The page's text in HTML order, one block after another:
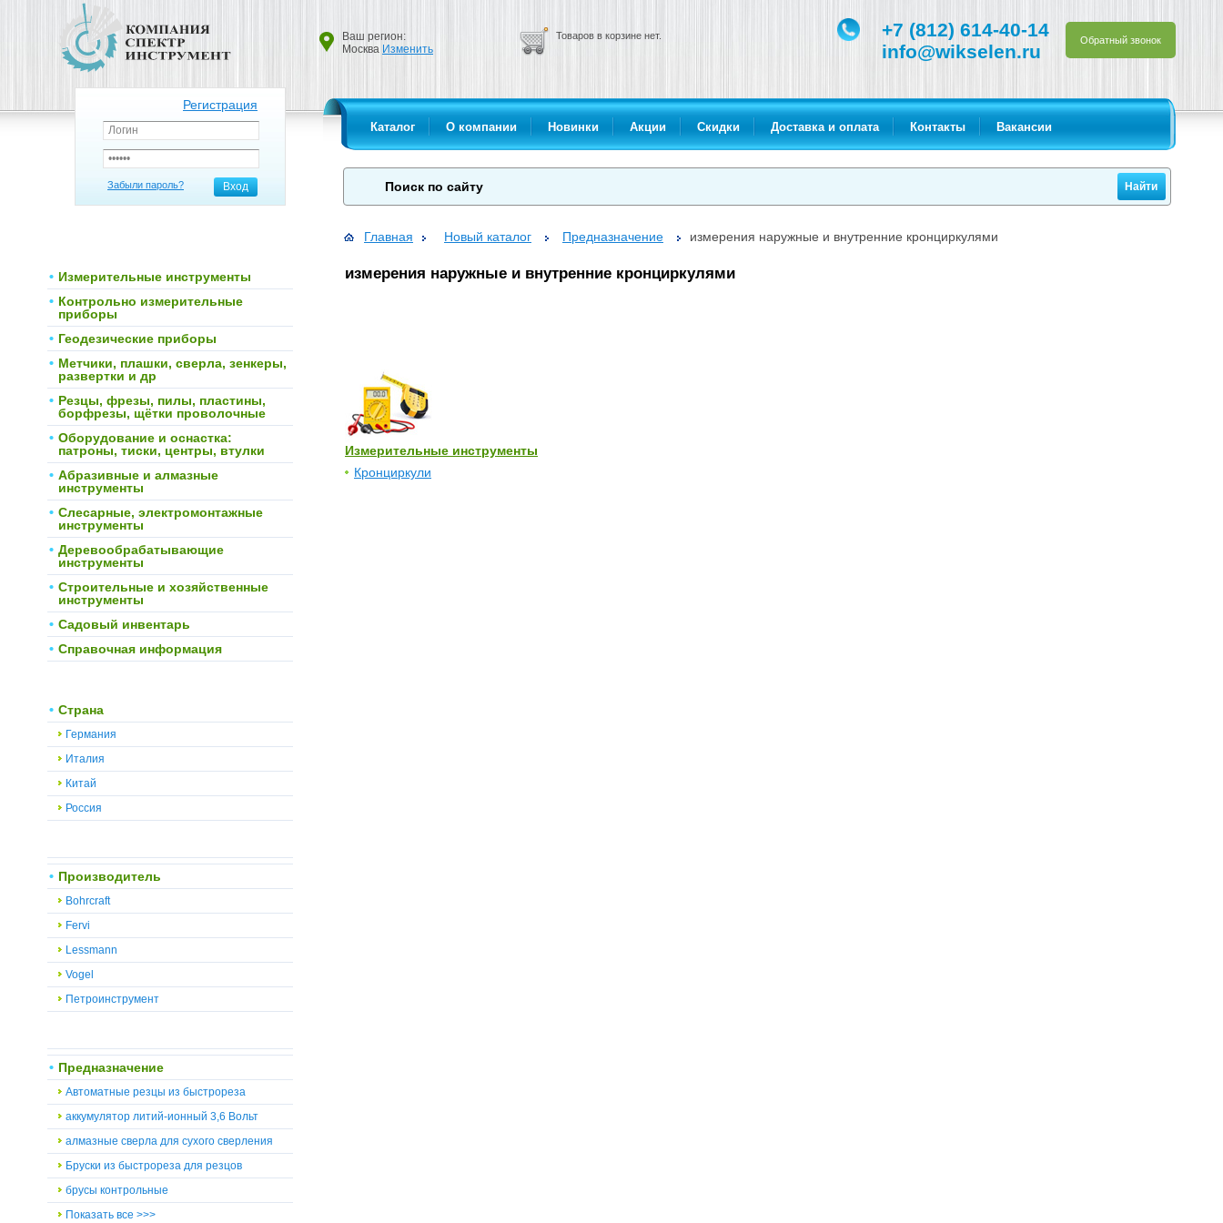
+7 (812) 614-40-14
info@wikselen.ru
Обратный звонок
Ваш регион:
Москва Изменить
Товаров в корзине нет.
Регистрация
Забыли пароль? Вход
Каталог О компании Новинки Акции Скидки Доставка и оплата Контакты Вакансии
Главная Новый каталог Предназначение измерения наружные и внутренние кронциркулями
Измерительные инструменты
Контрольно измерительные
приборы
Геодезические приборы
Метчики, плашки, сверла, зенкеры,
развертки и др
Резцы, фрезы, пилы, пластины,
борфрезы, щётки проволочные
Оборудование и оснастка:
патроны, тиски, центры, втулки
Абразивные и алмазные
инструменты
Слесарные, электромонтажные
инструменты
Деревообрабатывающие
инструменты
Строительные и хозяйственные
инструменты
Садовый инвентарь
Справочная информация
Страна
Германия
Италия
Китай
Россия
Производитель
Bohrcraft
Fervi
Lessmann
Vogel
Петроинструмент
Предназначение
Автоматные резцы из быстрореза
аккумулятор литий-ионный 3,6 Вольт
алмазные сверла для сухого сверления
Бруски из быстрореза для резцов
брусы контрольные
Показать все >>>
измерения наружные и внутренние кронциркулями
Измерительные инструменты
Кронциркули